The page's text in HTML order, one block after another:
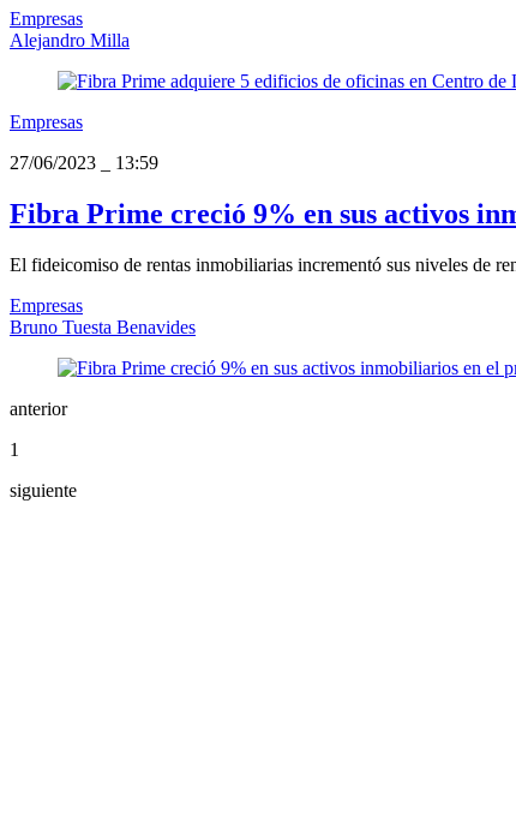
Empresas
Alejandro Milla
Empresas
27/06/2023
13:59
Fibra Prime creció 9% en sus activos
El fideicomiso de rentas inmobiliarias incrementó sus niveles de
Empresas
Bruno Tuesta Benavides
anterior
1
siguiente